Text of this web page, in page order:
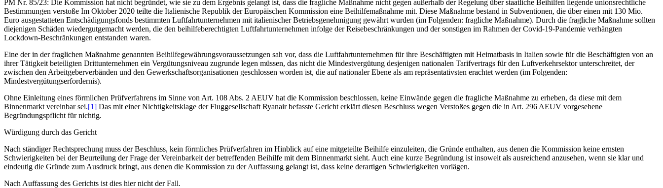
PM Nr. 85/23: Die Kommission hat nicht begründet, wie sie zu dem Ergebnis gelangt ist, dass die fragliche Maßnahme nicht gegen außerhalb der Regelung über staatliche Beihilfen liegende unionsrechtliche
Bestimmungen verstoße Im Oktober 2020 teilte die Italienische Republik der Europäischen Kommission eine Beihilfemaßnahme mit. Diese Maßnahme bestand in Subventionen, die über einen mit 130 Mio.
Euro ausgestatteten Entschädigungsfonds bestimmten Luftfahrtunternehmen mit italienischer Betriebsgenehmigung gewährt wurden (im Folgenden: fragliche Maßnahme). Durch die fragliche Maßnahme sollten
diejenigen Schäden wiedergutgemacht werden, die den beihilfeberechtigten Luftfahrtunternehmen infolge der Reisebeschränkungen und der sonstigen im Rahmen der Covid-19-Pandemie verhängten
Lockdown-Beschränkungen entstanden waren.
Eine der in der fraglichen Maßnahme genannten Beihilfegewährungsvoraussetzungen sah vor, dass die Luftfahrtunternehmen für ihre Beschäftigten mit Heimatbasis in Italien sowie für die Beschäftigten von an
ihrer Tätigkeit beteiligten Drittunternehmen ein Vergütungsniveau zugrunde legen müssen, das nicht die Mindestvergütung desjenigen nationalen Tarifvertrags für den Luftverkehrsektor unterschreitet, der
zwischen den Arbeitgeberverbänden und den Gewerkschaftsorganisationen geschlossen worden ist, die auf nationaler Ebene als am repräsentativsten erachtet werden (im Folgenden:
Mindestvergütungserfordernis).
Ohne Einleitung eines förmlichen Prüfverfahrens im Sinne von Art. 108 Abs. 2 AEUV hat die Kommission beschlossen, keine Einwände gegen die fragliche Maßnahme zu erheben, da diese mit dem
Binnenmarkt vereinbar sei.[1] Das mit einer Nichtigkeitsklage der Fluggesellschaft Ryanair befasste Gericht erklärt diesen Beschluss wegen Verstoßes gegen die in Art. 296 AEUV vorgesehene
Begründungspflicht für nichtig.
Würdigung durch das Gericht
Nach ständiger Rechtsprechung muss der Beschluss, kein förmliches Prüfverfahren im Hinblick auf eine mitgeteilte Beihilfe einzuleiten, die Gründe enthalten, aus denen die Kommission keine ernsten
Schwierigkeiten bei der Beurteilung der Frage der Vereinbarkeit der betreffenden Beihilfe mit dem Binnenmarkt sieht. Auch eine kurze Begründung ist insoweit als ausreichend anzusehen, wenn sie klar und
eindeutig die Gründe zum Ausdruck bringt, aus denen die Kommission zu der Auffassung gelangt ist, dass keine derartigen Schwierigkeiten vorlägen.
Nach Auffassung des Gerichts ist dies hier nicht der Fall.